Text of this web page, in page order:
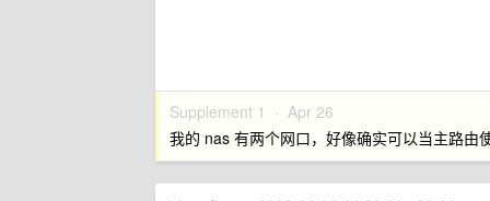
Supplement 1 · Apr 26
我的 nas 有两个网口，好像确实可以当主路由